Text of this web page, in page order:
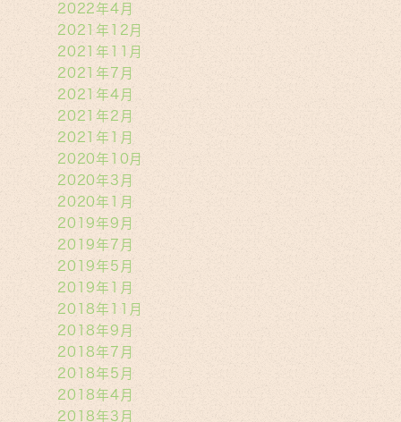
2022年4月
2021年12月
2021年11月
2021年7月
2021年4月
2021年2月
2021年1月
2020年10月
2020年3月
2020年1月
2019年9月
2019年7月
2019年5月
2019年1月
2018年11月
2018年9月
2018年7月
2018年5月
2018年4月
2018年3月